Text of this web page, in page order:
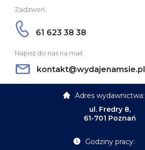
Zadzwoń:
61 623 38 38
Napisz do nas na mail:
kontakt@wydajenamsie.pl
Adres wydawnictwa:
ul. Fredry 8,
61-701 Poznań
Godziny pracy: